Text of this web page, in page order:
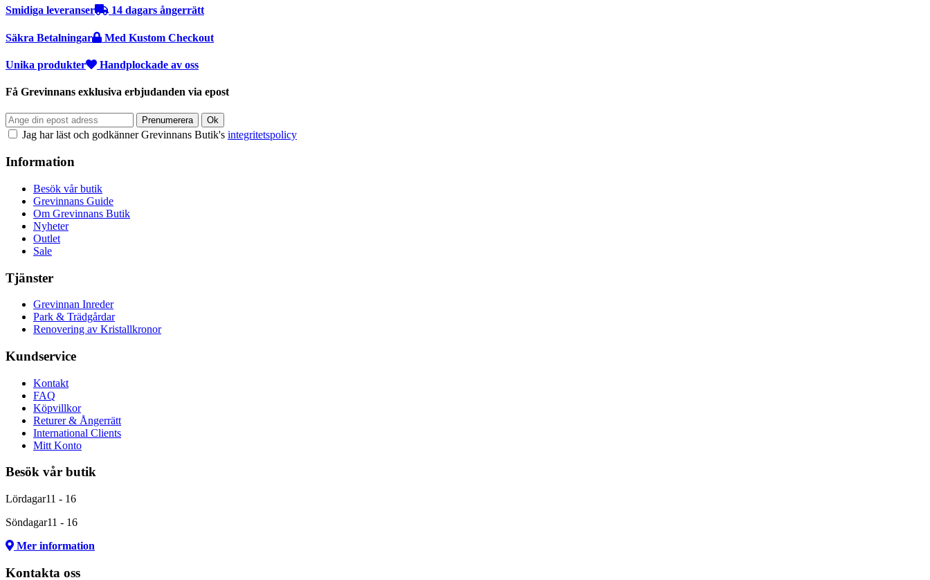
Smidiga leveranser 14 dagars ångerrätt
Säkra Betalningar Med Kustom Checkout
Unika produkter Handplockade av oss
Få Grevinnans exklusiva erbjudanden via epost
Jag har läst och godkänner Grevinnans Butik's integritetspolicy
Information
Besök vår butik
Grevinnans Guide
Om Grevinnans Butik
Nyheter
Outlet
Sale
Tjänster
Grevinnan Inreder
Park & Trädgårdar
Renovering av Kristallkronor
Kundservice
Kontakt
FAQ
Köpvillkor
Returer & Ångerrätt
International Clients
Mitt Konto
Besök vår butik
Lördagar11 - 16
Söndagar11 - 16
Mer information
Kontakta oss